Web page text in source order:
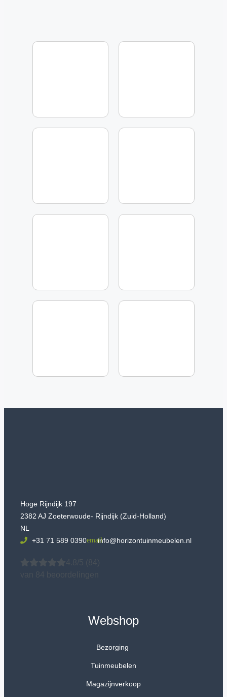
Hoge Rijndijk 197
2382 AJ Zoeterwoude- Rijndijk (Zuid-Holland)
NL
+31 71 589 0390
info@horizontuinmeubelen.nl
4.8/5
(84)
van 84 beoordelingen
Webshop
Bezorging
Tuinmeubelen
Magazijnverkoop